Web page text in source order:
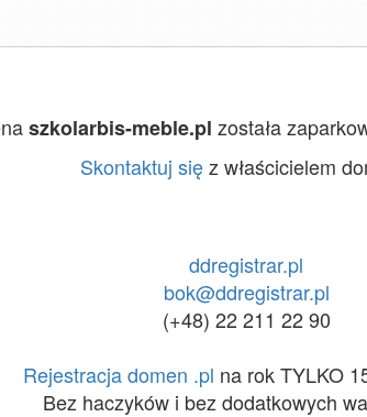
szkolarbis-meble.pl została
Skontaktuj sięz właścicielem
ddregistrar.pl
bok@ddregistrar.pl
(+48) 22 211 22 90
Rejestracja domen .pl na rok TYLKO
Bez haczyków i bez dodatkowych